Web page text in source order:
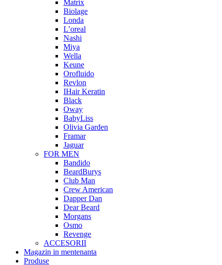
Matrix
Biolage
Londa
L’oreal
Nashi
Miya
Wella
Keune
Orofluido
Revlon
IHair Keratin
Black
Oway
BabyLiss
Olivia Garden
Framar
Jaguar
FOR MEN
Bandido
BeardBurys
Club Man
Crew American
Dapper Dan
Dear Beard
Morgans
Osmo
Revenge
ACCESORII
Magazin in mentenanta
Produse